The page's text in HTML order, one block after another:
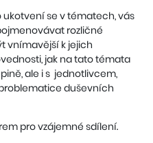
se v tématech, vás
rozličné
vnímavější k jejich
jak na tato témata
ale i s jednotlivcem,
duševních
pro vzájemné sdílení.